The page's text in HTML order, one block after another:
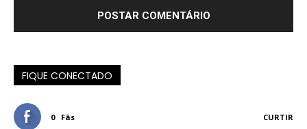
FIQUE CONECTADO
0 Fãs CURTIR